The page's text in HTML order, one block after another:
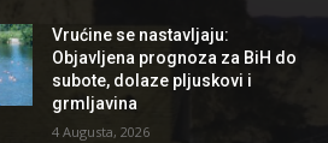
Vrućine se nastavljaju:
Objavljena prognoza za BiH do
subote, dolaze pljuskovi i
grmljavina
4 Augusta, 2026